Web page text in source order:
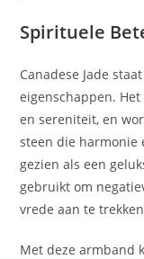
Spirituele
Canadese Jade
eigenschappen.
en sereniteit, en
steen die harmonie
gezien als een
gebruikt om
vrede aan te
Met deze armband